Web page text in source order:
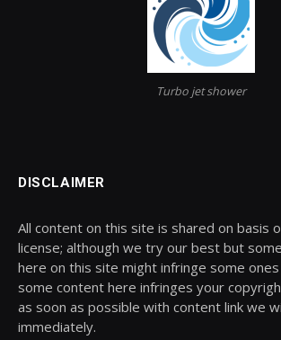
Turbo jet shower
DISCLAIMER
All content on this site is shared on basis
license; although we try our best but
here on this site might infringe some
some content here infringes your
as soon as possible with content link we
immediately.